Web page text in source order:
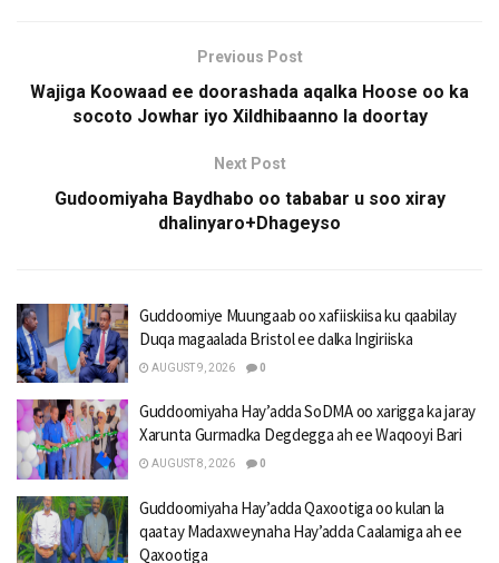
Previous Post
Wajiga Koowaad ee doorashada aqalka Hoose oo ka
socoto Jowhar iyo Xildhibaanno la doortay
Next Post
Gudoomiyaha Baydhabo oo tababar u soo xiray
dhalinyaro+Dhageyso
Guddoomiye Muungaab oo xafiiskiisa ku qaabilay
Duqa magaalada Bristol ee dalka Ingiriiska
AUGUST 9, 2026 0
Guddoomiyaha Hay’adda SoDMA oo xarigga ka jaray
Xarunta Gurmadka Degdegga ah ee Waqooyi Bari
AUGUST 8, 2026 0
Guddoomiyaha Hay’adda Qaxootiga oo kulan la
qaatay Madaxweynaha Hay’adda Caalamiga ah ee
Qaxootiga